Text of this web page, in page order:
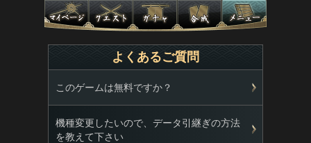
よくあるご質問
このゲームは無料ですか？
機種変更したいので、データ引継ぎの方法
を教えて下さい